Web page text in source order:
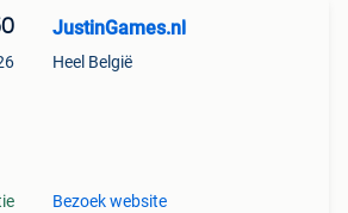
JustinGames.nl
Heel België
Bezoek website